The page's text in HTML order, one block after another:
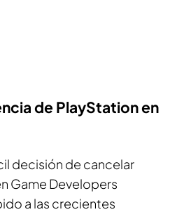
de PlayStation en
decisión de cancelar
Game Developers
a las crecientes